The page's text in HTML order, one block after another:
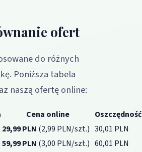
ofert
do różnych
Poniższa tabela
naszą ofertę online:
Cena online
Oszczędność
29,99 PLN (2,99 PLN/szt.) 30,01 PLN
59,99 PLN (3,00 PLN/szt.) 60,01 PLN